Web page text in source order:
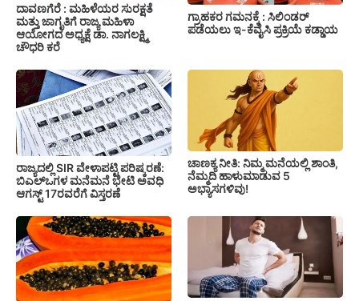
ದಾವಣಗೆರೆ : ಮಹಿಳೆಯರ ಸುರಕ್ಷತೆ
ಮತ್ತು ಜಾಗೃತಿಗೆ ರಾಜ್ಯ ಮಹಿಳಾ
ಆಯೋಗದ ಅಧ್ಯಕ್ಷೆ ಡಾ. ನಾಗಲಕ್ಷ್ಮಿ
ಚೌಧರಿ ಕರೆ
ಗ್ರಾಹಕರ ಗಮನಕ್ಕೆ : ಸಿಲಿಂಡರ್
ಪಡೆಯಲು ಇ-ಕೆವೈಸಿ ಪ್ರಕ್ರಿಯೆ ಕಡ್ಡಾಯ
ರಾಜ್ಯದಲ್ಲಿ SIR ವೇಳಾಪಟ್ಟಿ ಪರಿಷ್ಕರಣೆ:
ಬಿಎಲ್‌ಒಗಳ ಮನೆಮನೆ ಭೇಟಿ ಅವಧಿ
ಆಗಸ್ಟ್ 17ರವರೆಗೆ ವಿಸ್ತರಣೆ
ಚಾಣಕ್ಯ ನೀತಿ: ನಿಮ್ಮ ಮನೆಯಲ್ಲಿ ಶಾಂತಿ,
ನೆಮ್ಮದಿ ಹಾಳುಮಾಡುವ 5
ಅಭ್ಯಾಸಗಳಿವು!